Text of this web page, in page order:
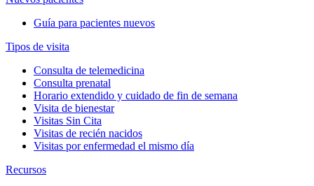
Guía para pacientes nuevos
Tipos de visita
Consulta de telemedicina
Consulta prenatal
Horario extendido y cuidado de fin de semana
Visita de bienestar
Visitas Sin Cita
Visitas de recién nacidos
Visitas por enfermedad el mismo día
Recursos